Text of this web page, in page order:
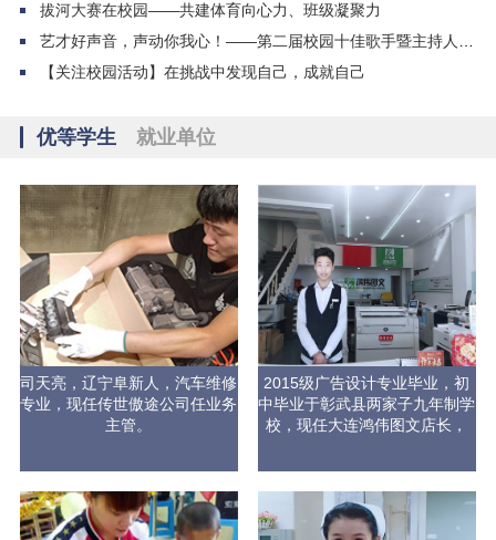
拔河大赛在校园——共建体育向心力、班级凝聚力
艺才好声音，声动你我心！——第二届校园十佳歌手暨主持人大赛圆满落幕！
【关注校园活动】在挑战中发现自己，成就自己
优等学生 就业单位
司天亮，辽宁阜新人，汽车维修
专业，现任传世傲途公司任业务
主管。
2015级广告设计专业毕业，初
中毕业于彰武县两家子九年制学
校，现任大连鸿伟图文店长，